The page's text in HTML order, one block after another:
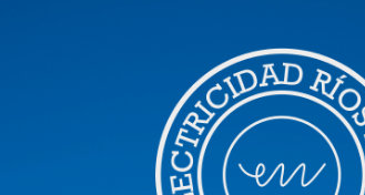
la
navegación
contenido